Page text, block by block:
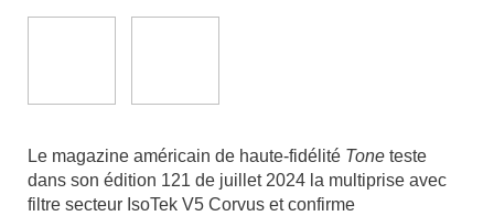
Le magazine américain de haute-fidélité Tone teste
dans son édition 121 de juillet 2024 la multiprise avec
filtre secteur IsoTek V5 Corvus et confirme